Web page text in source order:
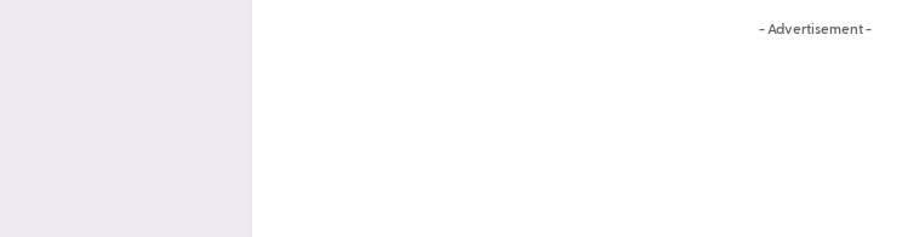
- Advertisement -